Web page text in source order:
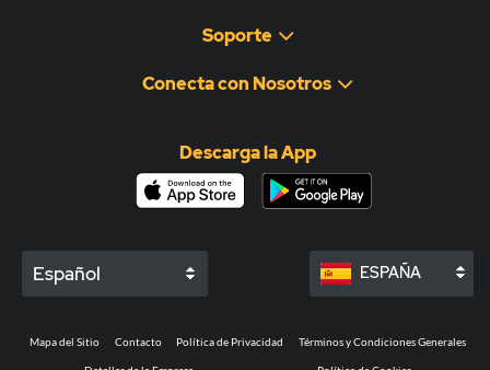
Soporte
Conecta con Nosotros
Descarga la App
Español ESPAÑA
Mapa del Sitio Contacto Política de Privacidad Términos y Condiciones Generales